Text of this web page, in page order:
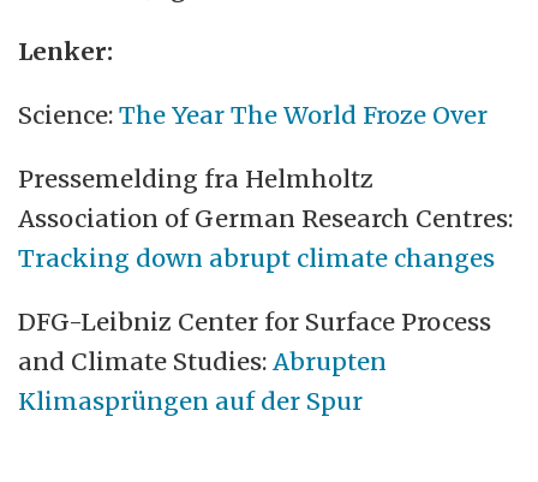
Lenker:
Science:The Year The World Froze Over
Pressemelding fra Helmholtz
Association of German Research Centres:
Tracking down abrupt climate changes
DFG-Leibniz Center for Surface Process
and Climate Studies: Abrupten
Klimasprüngen auf der Spur